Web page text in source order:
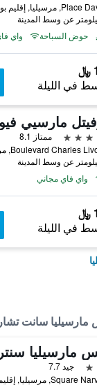
حوض السباحة
واي
في الليلة
مارسيي
ممتاز 8.1
واي فاي مجاني
في الليلة
سانت
جيد 7.7